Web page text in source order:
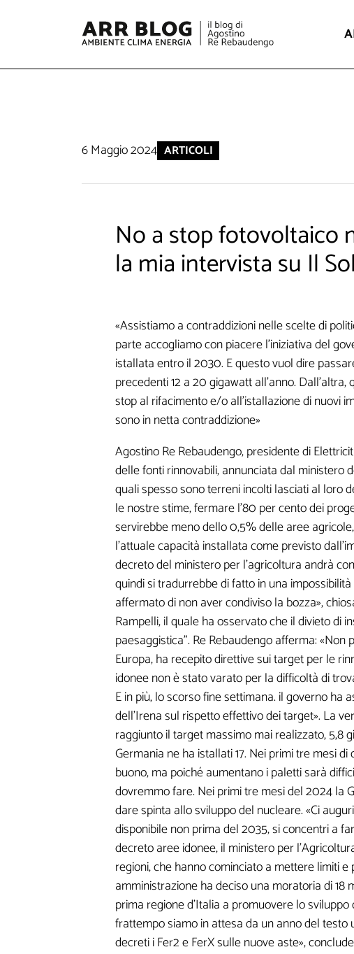
6 Maggio 2024 ARTICOLI
No a stop fotovoltaico
la mia intervista su Il
«Assistiamo a contraddizioni nelle scelte di
parte accogliamo con piacere l'iniziativa del
istallata entro il 2030. E questo vuol dire
precedenti 12 a 20 gigawatt all'anno.
stop al rifacimento e/o all'istallazione di nuovi
sono in netta contraddizione»
Agostino Re Rebaudengo, presidente di
delle fonti rinnovabili, annunciata dal ministero
quali spesso sono terreni incolti lasciati al loro
le nostre stime, fermare l'80 per cento dei
servirebbe meno dello 0,5% delle aree
l'attuale capacità installata come previsto
decreto del ministero per l'agricoltura andrà
quindi si tradurrebbe di fatto in una
affermato di non aver condiviso la bozza»,
Rampelli, il quale ha osservato che il divieto
paesaggistica". Re Rebaudengo afferma:
Europa, ha recepito direttive sui target per le
idonee non è stato varato per la difficoltà di
E in più, lo scorso fine settimana. il governo ha
dell'Irena sul rispetto effettivo dei target». La
raggiunto il target massimo mai realizzato, 5,8
Germania ne ha istallati 17. Nei primi tre mesi
buono, ma poiché aumentano i paletti sarà
dovremmo fare. Nei primi tre mesi del 2024 la
dare spinta allo sviluppo del nucleare. «Ci
disponibile non prima del 2035, si concentri a
decreto aree idonee, il ministero per
regioni, che hanno cominciato a mettere limiti
amministrazione ha deciso una moratoria di
prima regione d'Italia a promuovere lo
frattempo siamo in attesa da un anno del
decreti i Fer2 e FerX sulle nuove aste»,
Lasciaci la tua Email per
I seguenti campi
informazioni mi
personalizzati